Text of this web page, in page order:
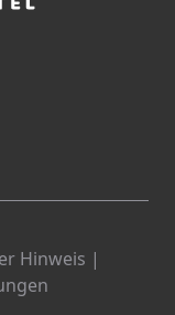
Hinweis |